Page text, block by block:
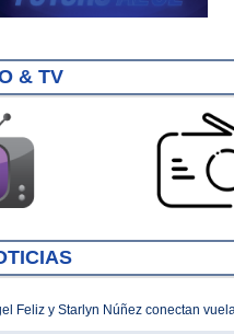
& TV
Feliz y Starlyn Núñez conectan